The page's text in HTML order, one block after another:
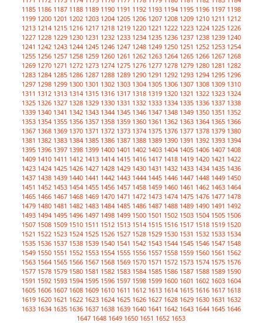
1185 1186 1187 1188 1189 1190 1191 1192 1193 1194 1195 1196 1197 1198
1199 1200 1201 1202 1203 1204 1205 1206 1207 1208 1209 1210 1211 1212
1213 1214 1215 1216 1217 1218 1219 1220 1221 1222 1223 1224 1225 1226
1227 1228 1229 1230 1231 1232 1233 1234 1235 1236 1237 1238 1239 1240
1241 1242 1243 1244 1245 1246 1247 1248 1249 1250 1251 1252 1253 1254
1255 1256 1257 1258 1259 1260 1261 1262 1263 1264 1265 1266 1267 1268
1269 1270 1271 1272 1273 1274 1275 1276 1277 1278 1279 1280 1281 1282
1283 1284 1285 1286 1287 1288 1289 1290 1291 1292 1293 1294 1295 1296
1297 1298 1299 1300 1301 1302 1303 1304 1305 1306 1307 1308 1309 1310
1311 1312 1313 1314 1315 1316 1317 1318 1319 1320 1321 1322 1323 1324
1325 1326 1327 1328 1329 1330 1331 1332 1333 1334 1335 1336 1337 1338
1339 1340 1341 1342 1343 1344 1345 1346 1347 1348 1349 1350 1351 1352
1353 1354 1355 1356 1357 1358 1359 1360 1361 1362 1363 1364 1365 1366
1367 1368 1369 1370 1371 1372 1373 1374 1375 1376 1377 1378 1379 1380
1381 1382 1383 1384 1385 1386 1387 1388 1389 1390 1391 1392 1393 1394
1395 1396 1397 1398 1399 1400 1401 1402 1403 1404 1405 1406 1407 1408
1409 1410 1411 1412 1413 1414 1415 1416 1417 1418 1419 1420 1421 1422
1423 1424 1425 1426 1427 1428 1429 1430 1431 1432 1433 1434 1435 1436
1437 1438 1439 1440 1441 1442 1443 1444 1445 1446 1447 1448 1449 1450
1451 1452 1453 1454 1455 1456 1457 1458 1459 1460 1461 1462 1463 1464
1465 1466 1467 1468 1469 1470 1471 1472 1473 1474 1475 1476 1477 1478
1479 1480 1481 1482 1483 1484 1485 1486 1487 1488 1489 1490 1491 1492
1493 1494 1495 1496 1497 1498 1499 1500 1501 1502 1503 1504 1505 1506
1507 1508 1509 1510 1511 1512 1513 1514 1515 1516 1517 1518 1519 1520
1521 1522 1523 1524 1525 1526 1527 1528 1529 1530 1531 1532 1533 1534
1535 1536 1537 1538 1539 1540 1541 1542 1543 1544 1545 1546 1547 1548
1549 1550 1551 1552 1553 1554 1555 1556 1557 1558 1559 1560 1561 1562
1563 1564 1565 1566 1567 1568 1569 1570 1571 1572 1573 1574 1575 1576
1577 1578 1579 1580 1581 1582 1583 1584 1585 1586 1587 1588 1589 1590
1591 1592 1593 1594 1595 1596 1597 1598 1599 1600 1601 1602 1603 1604
1605 1606 1607 1608 1609 1610 1611 1612 1613 1614 1615 1616 1617 1618
1619 1620 1621 1622 1623 1624 1625 1626 1627 1628 1629 1630 1631 1632
1633 1634 1635 1636 1637 1638 1639 1640 1641 1642 1643 1644 1645 1646
1647 1648 1649 1650 1651 1652 1653